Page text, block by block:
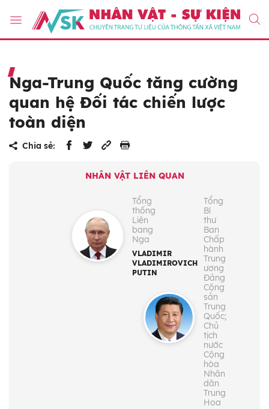
Nga-Trung Quốc tăng cường
quan hệ Đối tác chiến lược
toàn diện
Chia sẻ:
NHÂN VẬT LIÊN QUAN
Tổng
thống
Liên
bang
Nga
VLADIMIR
VLADIMIROVICH
PUTIN
Tổng
Bí
thư
Ban
Chấp
hành
Trung
ương
Đảng
Cộng
sản
Trung
Quốc;
Chủ
tịch
nước
Cộng
hòa
Nhân
dân
Trung
Hoa